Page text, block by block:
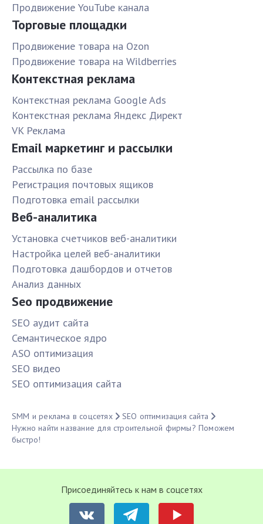
Продвижение YouTube канала
Торговые площадки
Продвижение товара на Ozon
Продвижение товара на Wildberries
Контекстная реклама
Контекстная реклама Google Ads
Контекстная реклама Яндекс Директ
VK Реклама
Email маркетинг и рассылки
Рассылка по базе
Pегистрация почтовых ящиков
Подготовка email рассылки
Веб-аналитика
Установка счетчиков веб-аналитики
Настройка целей веб-аналитики
Подготовка дашбордов и отчетов
Анализ данных
Seo продвижение
SЕО аудит сайта
Семантическое ядро
ASO оптимизация
SЕО видео
SЕО оптимизация сайта
SMM и реклама в соцсетях
SЕО оптимизация сайта
Нужно найти название для строительной фирмы? Поможем
быстро!
Присоединяйтесь к нам в соцсетях